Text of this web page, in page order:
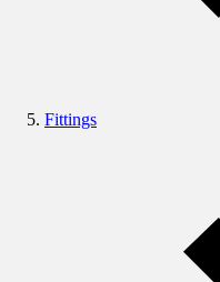
Fittings